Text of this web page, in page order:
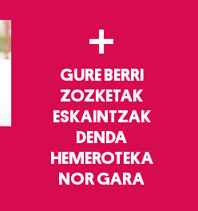
+
GURE BERRI
ZOZKETAK
ESKAINTZAK
DENDA
HEMEROTEKA
NOR GARA